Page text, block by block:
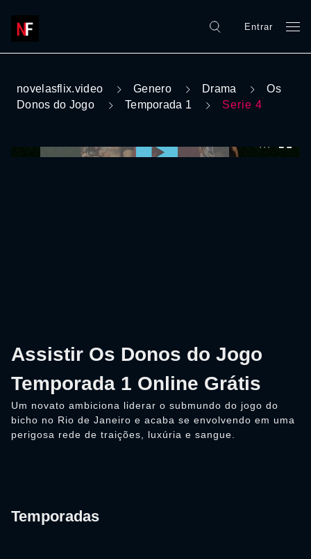
Entrar
novelasflix.video Genero Drama
Os
Donos do Jogo
Temporada 1 Serie 4
Assistir Os Donos do Jogo
Temporada 1 Online Grátis
Um novato ambiciona liderar o submundo do jogo do
bicho no Rio de Janeiro e acaba se envolvendo em uma
perigosa rede de traições, luxúria e sangue.
Temporadas